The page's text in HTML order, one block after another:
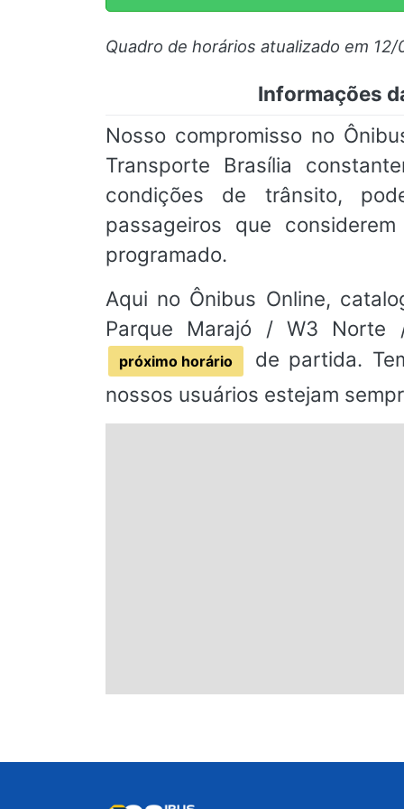
Quadro de horários atualizado em
Informações
Nosso compromisso no
Transporte Brasília
condições de trânsito,
passageiros que
programado.
Aqui no Ônibus Online,
Parque Marajó / W3 Norte
próximo horário
de partida.
nossos usuários estejam